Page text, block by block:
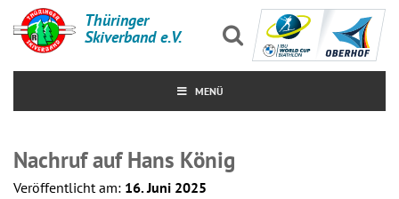
Thüringer
Skiverband e.V.
MENÜ
Nachruf auf Hans König
Veröffentlicht am: 16. Juni 2025